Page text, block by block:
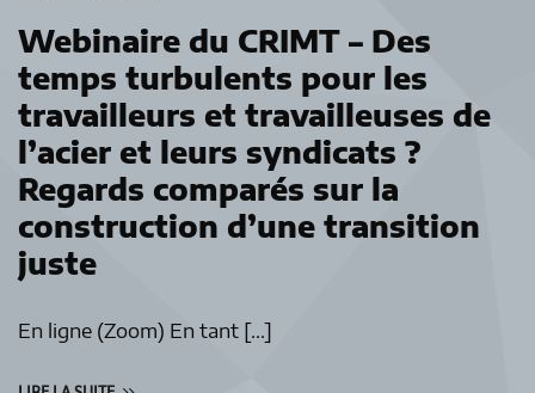
Webinaire du CRIMT – Des
temps turbulents pour les
travailleurs et travailleuses de
l’acier et leurs syndicats ?
Regards comparés sur la
construction d’une transition
juste
En ligne (Zoom) En tant […]